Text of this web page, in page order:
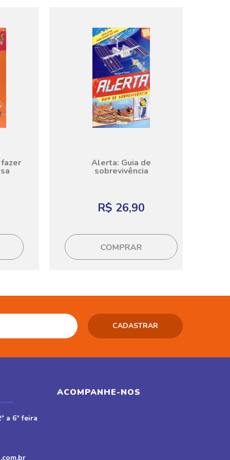
Alerta: Guia de
sobrevivência
R$ 26,90
a 6ª feira
ACOMPANHE-NOS